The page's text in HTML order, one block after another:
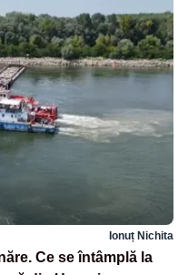
Ionuț Nichita
Ce se întâmplă la